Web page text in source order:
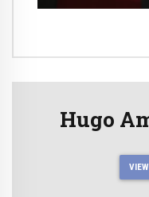
Hugo